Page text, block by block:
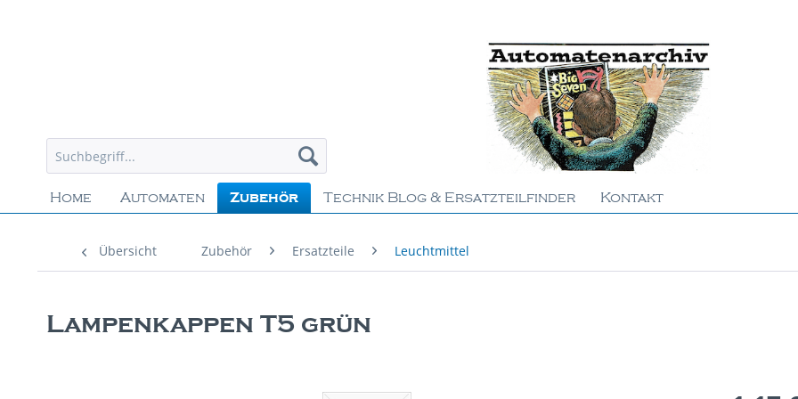
Home Automaten Zubehör Technik Blog & Ersatzteilfinder Kontakt
Übersicht Zubehör Ersatzteile Leuchtmittel
Lampenkappen T5 grün